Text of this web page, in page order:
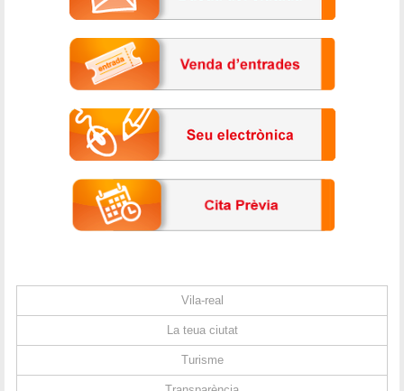
Vila-real
La teua ciutat
Turisme